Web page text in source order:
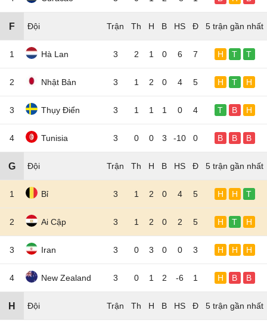
F Đội 5 trận gần nhất
1 Hà Lan 3 2 1 0 6 7 H T T
2 Nhật Bản 3 1 2 0 4 5 H T H
3 Thụy Điển 3 1 1 1 0 4 T B H
4 Tunisia 3 0 0 3 -10 0 B B B
G Đội 5 trận gần nhất
1 Bỉ 3 1 2 0 4 5 H H T
2 Ai Cập 3 1 2 0 2 5 H T H
3 Iran 3 0 3 0 0 3 H H H
4 New Zealand 3 0 1 2 -6 1 H B B
H Đội 5 trận gần nhất